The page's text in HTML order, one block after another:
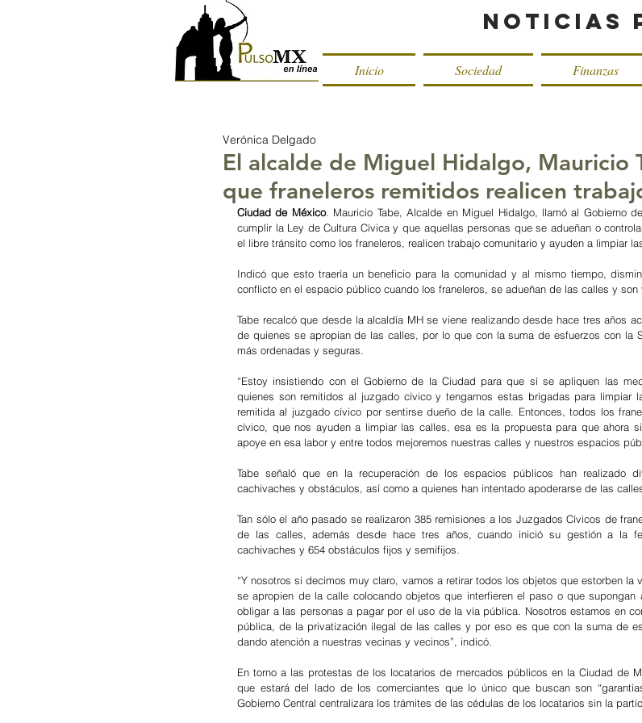
Noticias
Inicio Sociedad Finanzas
El alcalde de Miguel Hidalgo, Mauricio
que franeleros remitidos realicen
Verónica Delgado
Ciudad de México. Mauricio Tabe, Alcalde en Miguel Hidalgo, llamó al Gobierno
cumplir la Ley de Cultura Cívica y que aquellas personas que se adueñan o
el libre tránsito como los franeleros, realicen trabajo comunitario y ayuden a limpiar
Indicó que esto traería un beneficio para la comunidad y al mismo tiempo,
conflicto en el espacio público cuando los franeleros, se adueñan de las calles y son
Tabe recalcó que desde la alcaldía MH se viene realizando desde hace tres años
de quienes se apropian de las calles, por lo que con la suma de esfuerzos con la
más ordenadas y seguras.
“Estoy insistiendo con el Gobierno de la Ciudad para que sí se apliquen las
quienes son remitidos al juzgado cívico y tengamos estas brigadas para limpiar
remitida al juzgado cívico por sentirse dueño de la calle. Entonces, todos los
cívico, que nos ayuden a limpiar las calles, esa es la propuesta para que ahora
apoye en esa labor y entre todos mejoremos nuestras calles y nuestros espacios
Tabe señaló que en la recuperación de los espacios públicos han realizado
cachivaches y obstáculos, así como a quienes han intentado apoderarse de las
Tan sólo el año pasado se realizaron 385 remisiones a los Juzgados Cívicos de
de las calles, además desde hace tres años, cuando inició su gestión a la
cachivaches y 654 obstáculos fijos y semifijos.
“Y nosotros si decimos muy claro, vamos a retirar todos los objetos que estorben la
se apropien de la calle colocando objetos que interfieren el paso o que supongan
obligar a las personas a pagar por el uso de la vía pública. Nosotros estamos en
pública, de la privatización ilegal de las calles y por eso es que con la suma de
dando atención a nuestras vecinas y vecinos”, indicó.
En torno a las protestas de los locatarios de mercados públicos en la Ciudad de
que estará del lado de los comerciantes que lo único que buscan son
Gobierno Central centralizara los trámites de las cédulas de los locatarios sin la